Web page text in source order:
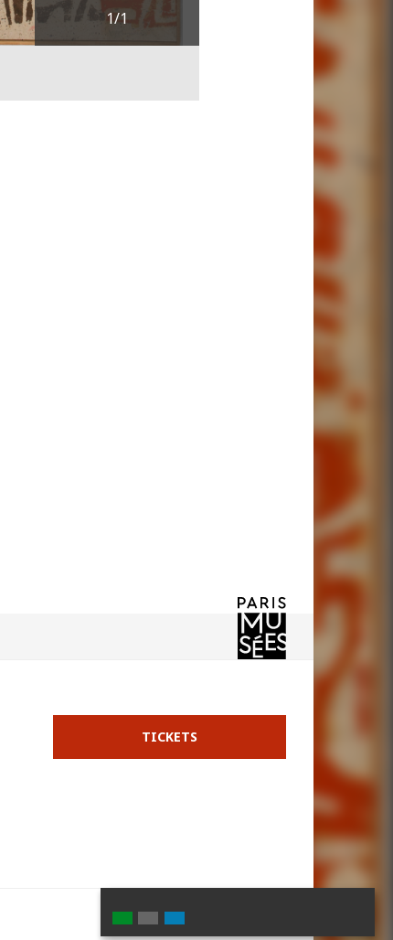
1/1
TICKETS